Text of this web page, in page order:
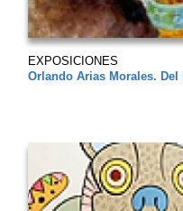
EXPOSICIONES
Orlando Arias Morales.